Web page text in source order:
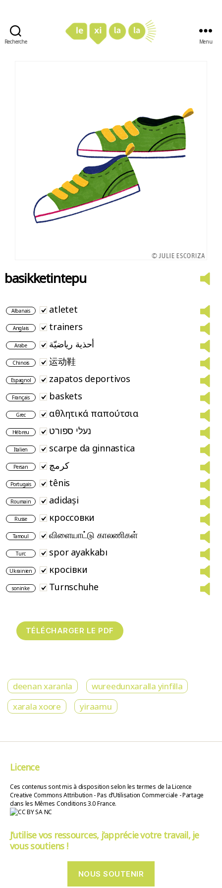
Recherche Menu
basikketintepu
Albanais atletet
Anglais trainers
Arabe أحذية رياضيّة
Chinois 运动鞋
Espagnol zapatos deportivos
Français baskets
Grec αθλητικά παπούτσια
Hébreu נעלי ספורט
Italien scarpe da ginnastica
Persan کرمچ
Portugais tênis
Roumain adidași
Russe кроссовки
Tamoul விளையாட்டு காலணிகள்
Turc spor ayakkabı
Ukrainien кросівки
soninke Turnschuhe
deenan xaranla
wureedunxaralla yinfilla
xarala xoore
yiraamu
Licence
Ces contenus sont mis à disposition selon les termes de la Licence
Creative Commons Attribution - Pas d’Utilisation Commerciale - Partage
dans les Mêmes Conditions 3.0 France.
J’utilise vos ressources, j’apprécie votre travail, je
vous soutiens !
NOUS SOUTENIR